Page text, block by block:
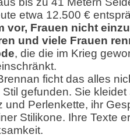
etwa 12.500 €
vor, Frauen nicht
und viele Frauen
, die die im Krieg
ficht das alles
gefunden. Sie
und Perlenkette, ihr
Stilikone. Ihre Texte